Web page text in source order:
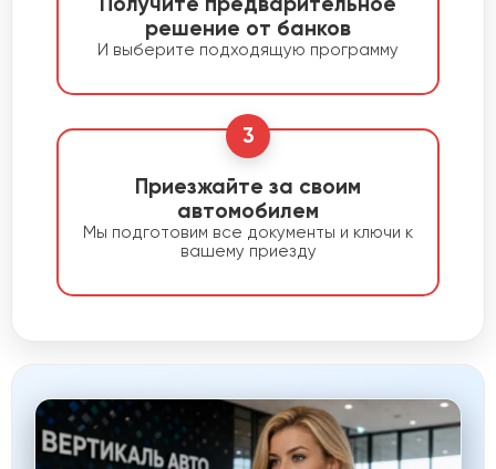
решение от банков
И выберите подходящую программу
3
Приезжайте за своим
автомобилем
Мы подготовим все документы и ключи к
вашему приезду